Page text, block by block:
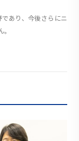
あり、今後さらにニ